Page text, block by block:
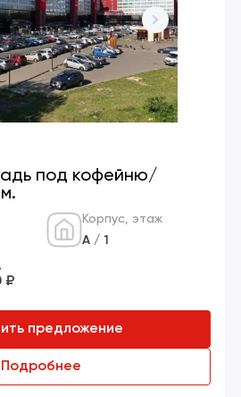
под кофейню/
Корпус, этаж
А / 1
₽
предложение
Подробнее